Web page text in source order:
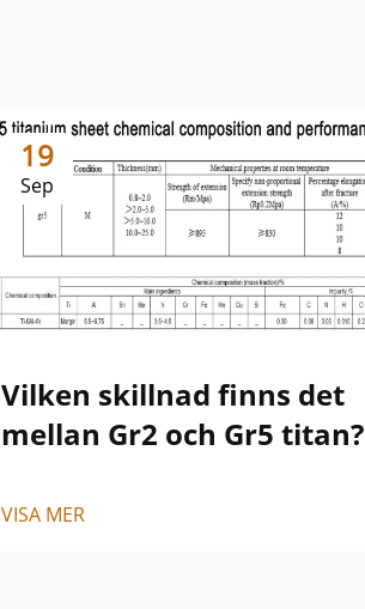
19
Sep
Vilken skillnad finns det
mellan Gr2 och Gr5 titan?
VISA MER